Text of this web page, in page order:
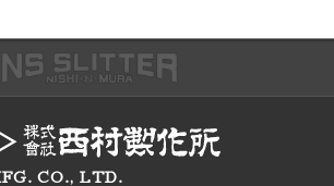
CO., LTD.